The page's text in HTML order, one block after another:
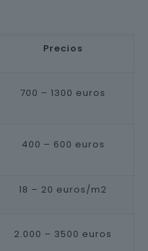
Precios
700 – 1300 euros
400 – 600 euros
18 – 20 euros/m2
2.000 – 3500 euros